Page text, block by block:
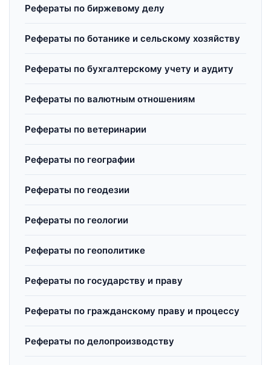
Рефераты по биржевому делу
Рефераты по ботанике и сельскому хозяйству
Рефераты по бухгалтерскому учету и аудиту
Рефераты по валютным отношениям
Рефераты по ветеринарии
Рефераты по географии
Рефераты по геодезии
Рефераты по геологии
Рефераты по геополитике
Рефераты по государству и праву
Рефераты по гражданскому праву и процессу
Рефераты по делопроизводству